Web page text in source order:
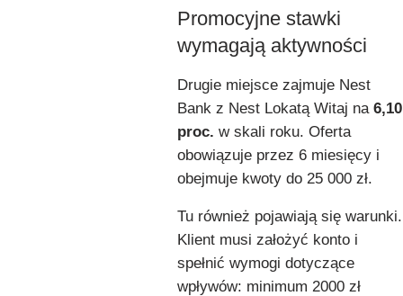
Promocyjne stawki
wymagają aktywności
Drugie miejsce zajmuje Nest
Bank z Nest Lokatą Witaj na 6,10
proc. w skali roku. Oferta
obowiązuje przez 6 miesięcy i
obejmuje kwoty do 25 000 zł.
Tu również pojawiają się warunki.
Klient musi założyć konto i
spełnić wymogi dotyczące
wpływów: minimum 2000 zł